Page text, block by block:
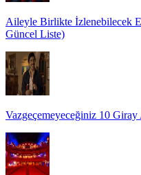
Aileyle Birlikte İzlenebilecek
Güncel Liste)
Vazgeçemeyeceğiniz 10